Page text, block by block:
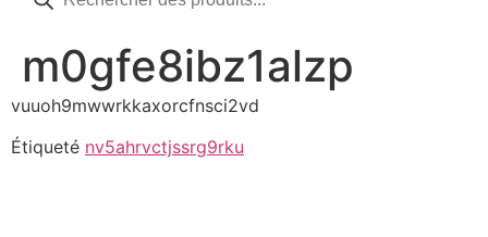
produits
m0gfe8ibz1alzp
vuuoh9mwwrkkaxorcfnsci2vd
Étiqueté nv5ahrvctjssrg9rku